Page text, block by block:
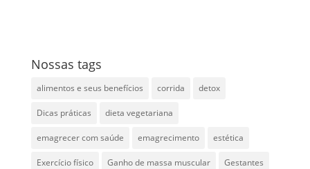
Nossas tags
alimentos e seus benefícios corrida detox
Dicas práticas dieta vegetariana
emagrecer com saúde emagrecimento estética
Exercício físico Ganho de massa muscular Gestantes